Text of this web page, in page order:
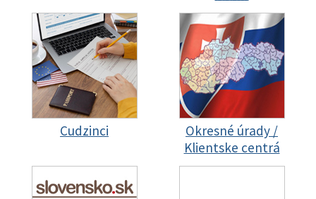
Cudzinci
Okresné úrady /
Klientske centrá